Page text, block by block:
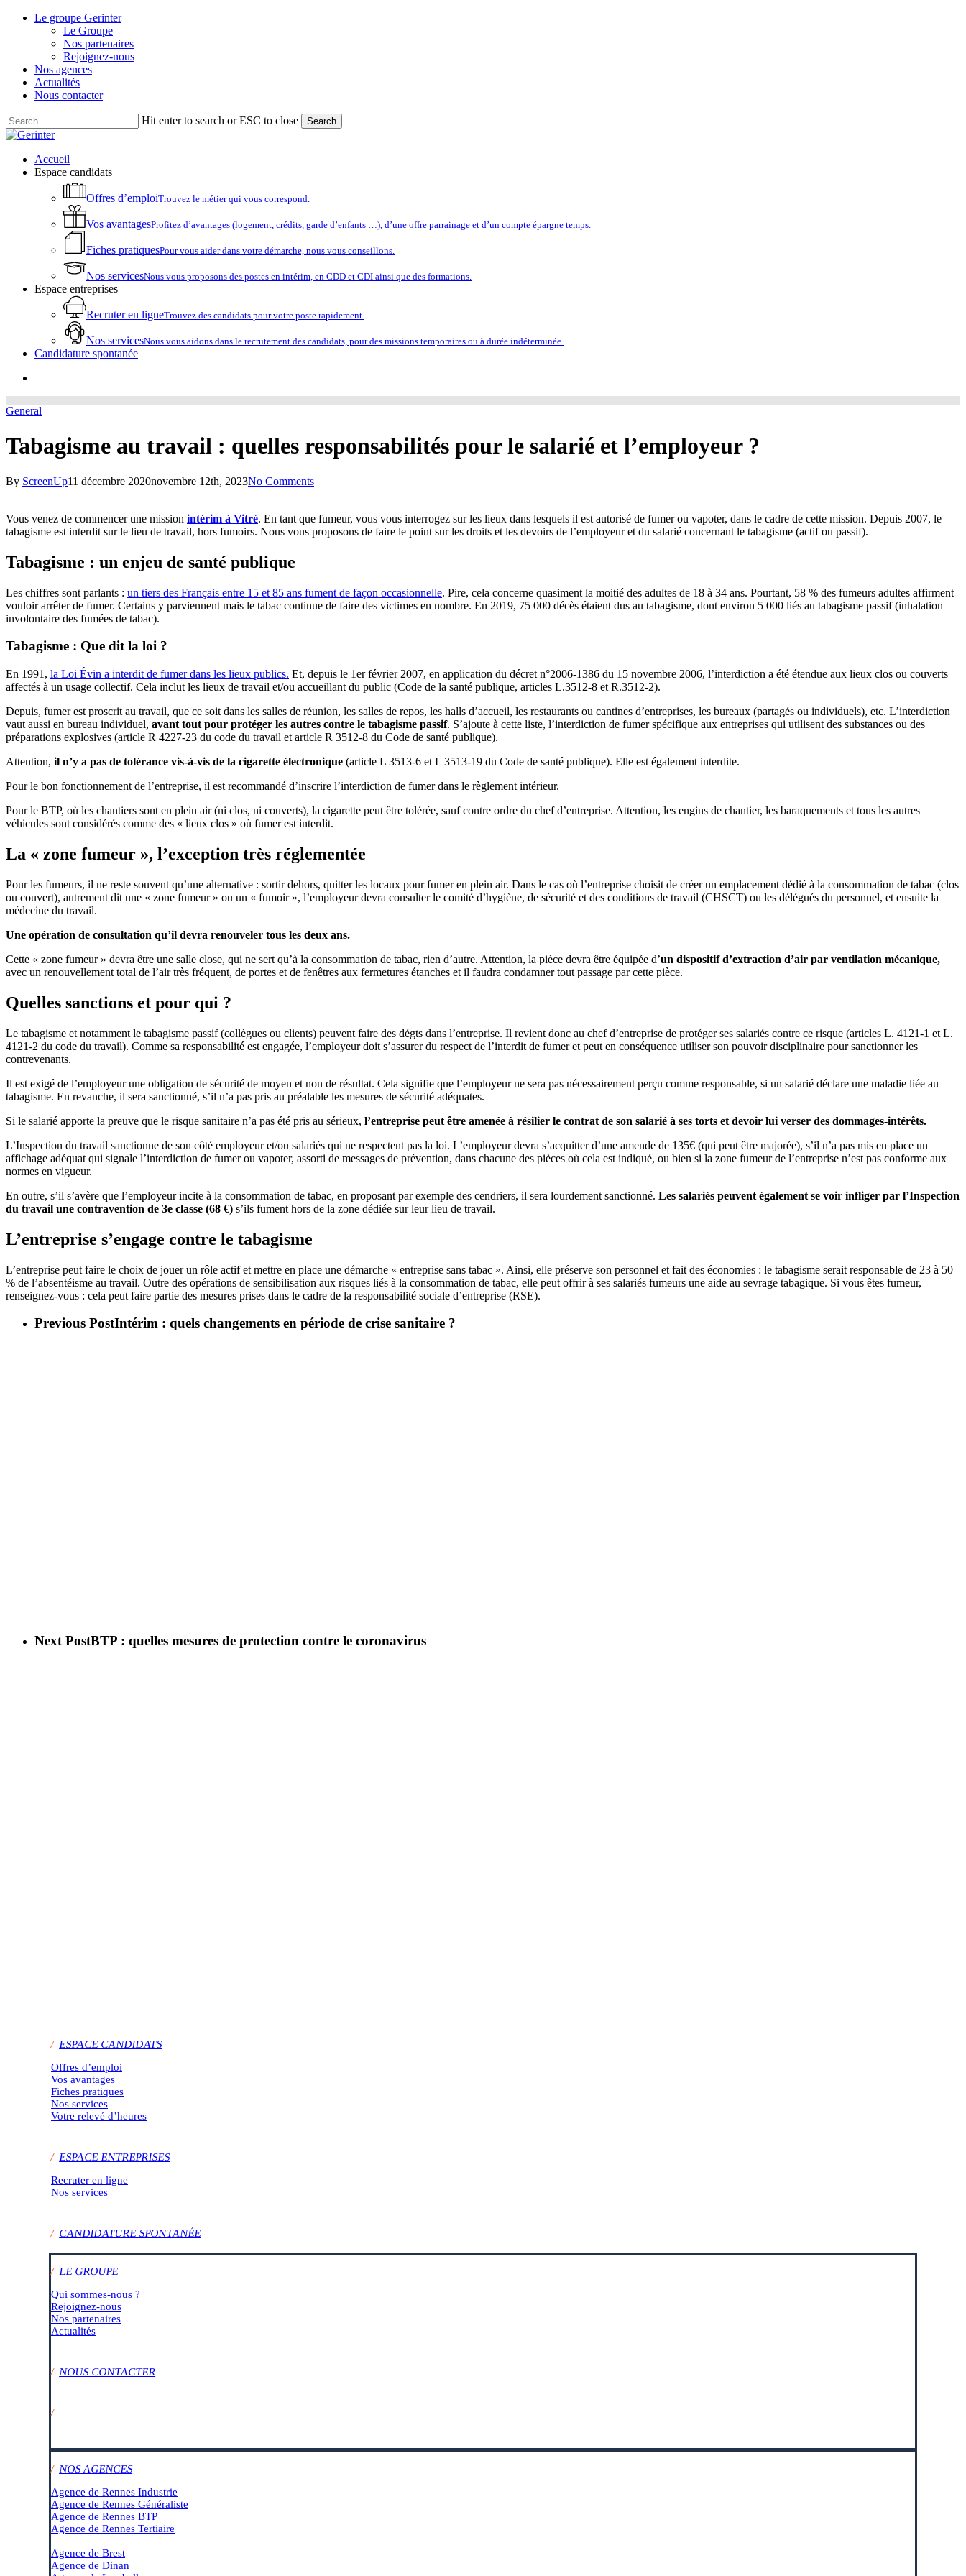
Skip
Le groupe Gerinter
Le Groupe
Nos partenaires
Rejoignez-nous
Nos agences
Actualités
Nous contacter
Hit enter to search or ESC to close Search
Close
account
Menu
Accueil
Espace candidats
Offres d’emploiTrouvez le métier qui vous correspond.
Vos avantagesProfitez d’avantages (logement, crédits, garde d’enfants …), d’une offre parrainage et d’un compte épargne temps.
Fiches pratiquesPour vous aider dans votre démarche, nous vous conseillons.
Nos servicesNous vous proposons des postes en intérim, en CDD et CDI ainsi que des formations.
Espace entreprises
Recruter en ligneTrouvez des candidats pour votre poste rapidement.
Nos servicesNous vous aidons dans le recrutement des candidats, pour des missions temporaires ou à durée indéterminée.
Candidature spontanée
General
Tabagisme au travail : quelles responsabilités pour le salarié et l’employeur ?
By ScreenUp11 décembre 2020novembre 12th, 2023No Comments
Vous venez de commencer une mission intérim à Vitré. En tant que fumeur, vous vous interrogez sur les lieux dans lesquels il est autorisé de fumer ou vapoter, dans le cadre de cette mission. Depuis 2007, le
tabagisme est interdit sur le lieu de travail, hors fumoirs. Nous vous proposons de faire le point sur les droits et les devoirs de l’employeur et du salarié concernant le tabagisme (actif ou passif).
Tabagisme : un enjeu de santé publique
Les chiffres sont parlants : un tiers des Français entre 15 et 85 ans fument de façon occasionnelle. Pire, cela concerne quasiment la moitié des adultes de 18 à 34 ans. Pourtant, 58 % des fumeurs adultes affirment
vouloir arrêter de fumer. Certains y parviennent mais le tabac continue de faire des victimes en nombre. En 2019, 75 000 décès étaient dus au tabagisme, dont environ 5 000 liés au tabagisme passif (inhalation
involontaire des fumées de tabac).
Tabagisme : Que dit la loi ?
En 1991, la Loi Évin a interdit de fumer dans les lieux publics. Et, depuis le 1er février 2007, en application du décret n°2006-1386 du 15 novembre 2006, l’interdiction a été étendue aux lieux clos ou couverts
affectés à un usage collectif. Cela inclut les lieux de travail et/ou accueillant du public (Code de la santé publique, articles L.3512-8 et R.3512-2).
Depuis, fumer est proscrit au travail, que ce soit dans les salles de réunion, les salles de repos, les halls d’accueil, les restaurants ou cantines d’entreprises, les bureaux (partagés ou individuels), etc. L’interdiction
vaut aussi en bureau individuel, avant tout pour protéger les autres contre le tabagisme passif. S’ajoute à cette liste, l’interdiction de fumer spécifique aux entreprises qui utilisent des substances ou des
préparations explosives (article R 4227-23 du code du travail et article R 3512-8 du Code de santé publique).
Attention, il n’y a pas de tolérance vis-à-vis de la cigarette électronique (article L 3513-6 et L 3513-19 du Code de santé publique). Elle est également interdite.
Pour le bon fonctionnement de l’entreprise, il est recommandé d’inscrire l’interdiction de fumer dans le règlement intérieur.
Pour le BTP, où les chantiers sont en plein air (ni clos, ni couverts), la cigarette peut être tolérée, sauf contre ordre du chef d’entreprise. Attention, les engins de chantier, les baraquements et tous les autres
véhicules sont considérés comme des « lieux clos » où fumer est interdit.
La « zone fumeur », l’exception très réglementée
Pour les fumeurs, il ne reste souvent qu’une alternative : sortir dehors, quitter les locaux pour fumer en plein air. Dans le cas où l’entreprise choisit de créer un emplacement dédié à la consommation de tabac (clos
ou couvert), autrement dit une « zone fumeur » ou un « fumoir », l’employeur devra consulter le comité d’hygiène, de sécurité et des conditions de travail (CHSCT) ou les délégués du personnel, et ensuite la
médecine du travail.
Une opération de consultation qu’il devra renouveler tous les deux ans.
Cette « zone fumeur » devra être une salle close, qui ne sert qu’à la consommation de tabac, rien d’autre. Attention, la pièce devra être équipée d’un dispositif d’extraction d’air par ventilation mécanique,
avec un renouvellement total de l’air très fréquent, de portes et de fenêtres aux fermetures étanches et il faudra condamner tout passage par cette pièce.
Quelles sanctions et pour qui ?
Le tabagisme et notamment le tabagisme passif (collègues ou clients) peuvent faire des dégts dans l’entreprise. Il revient donc au chef d’entreprise de protéger ses salariés contre ce risque (articles L. 4121-1 et L.
4121-2 du code du travail). Comme sa responsabilité est engagée, l’employeur doit s’assurer du respect de l’interdit de fumer et peut en conséquence utiliser son pouvoir disciplinaire pour sanctionner les
contrevenants.
Il est exigé de l’employeur une obligation de sécurité de moyen et non de résultat. Cela signifie que l’employeur ne sera pas nécessairement perçu comme responsable, si un salarié déclare une maladie liée au
tabagisme. En revanche, il sera sanctionné, s’il n’a pas pris au préalable les mesures de sécurité adéquates.
Si le salarié apporte la preuve que le risque sanitaire n’a pas été pris au sérieux, l’entreprise peut être amenée à résilier le contrat de son salarié à ses torts et devoir lui verser des dommages-intérêts.
L’Inspection du travail sanctionne de son côté employeur et/ou salariés qui ne respectent pas la loi. L’employeur devra s’acquitter d’une amende de 135€ (qui peut être majorée), s’il n’a pas mis en place un
affichage adéquat qui signale l’interdiction de fumer ou vapoter, assorti de messages de prévention, dans chacune des pièces où cela est indiqué, ou bien si la zone fumeur de l’entreprise n’est pas conforme aux
normes en vigueur.
En outre, s’il s’avère que l’employeur incite à la consommation de tabac, en proposant par exemple des cendriers, il sera lourdement sanctionné. Les salariés peuvent également se voir infliger par l’Inspection
du travail une contravention de 3e classe (68 €) s’ils fument hors de la zone dédiée sur leur lieu de travail.
L’entreprise s’engage contre le tabagisme
L’entreprise peut faire le choix de jouer un rôle actif et mettre en place une démarche « entreprise sans tabac ». Ainsi, elle préserve son personnel et fait des économies : le tabagisme serait responsable de 23 à 50
% de l’absentéisme au travail. Outre des opérations de sensibilisation aux risques liés à la consommation de tabac, elle peut offrir à ses salariés fumeurs une aide au sevrage tabagique. Si vous êtes fumeur,
renseignez-vous : cela peut faire partie des mesures prises dans le cadre de la responsabilité sociale d’entreprise (RSE).
Previous PostIntérim : quels changements en période de crise sanitaire ?
Next PostBTP : quelles mesures de protection contre le coronavirus
/ ESPACE CANDIDATS
Offres d’emploi
Vos avantages
Fiches pratiques
Nos services
Votre relevé d’heures
/ ESPACE ENTREPRISES
Recruter en ligne
Nos services
/ CANDIDATURE SPONTANÉE
/ LE GROUPE
Qui sommes-nous ?
Rejoignez-nous
Nos partenaires
Actualités
/NOUS CONTACTER
/
/ NOS AGENCES
Agence de Rennes Industrie
Agence de Rennes Généraliste
Agence de Rennes BTP
Agence de Rennes Tertiaire
Agence de Brest
Agence de Dinan